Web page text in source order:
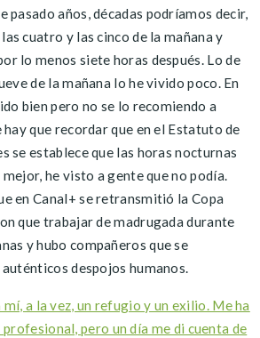
pasado años, décadas podríamos decir,
cuatro y las cinco de la mañana y
lo menos siete horas después. Lo de
de la mañana lo he vivido poco. En
bien pero no se lo recomiendo a
hay que recordar que en el Estatuto de
se establece que las horas nocturnas
mejor, he visto a gente que no podía.
en Canal+ se retransmitió la Copa
que trabajar de madrugada durante
y hubo compañeros que se
despojos humanos.
mí, a la vez, un refugio y un exilio. Me ha
pero un día me di cuenta de